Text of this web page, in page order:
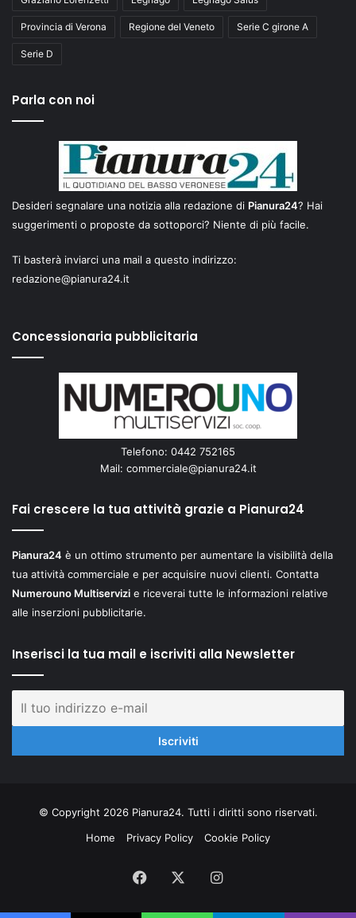
Provincia di Verona Regione del Veneto Serie C girone A
Serie D
Parla con noi
Desideri segnalare una notizia alla redazione di Pianura24? Hai
suggerimenti o proposte da sottoporci? Niente di più facile.
Ti basterà inviarci una mail a questo indirizzo:
redazione@pianura24.it
Concessionaria pubblicitaria
Telefono: 0442 752165
Mail: commerciale@pianura24.it
Fai crescere la tua attività grazie a Pianura24
Pianura24 è un ottimo strumento per aumentare la visibilità della
tua attività commerciale e per acquisire nuovi clienti. Contatta
Numerouno Multiservizi e riceverai tutte le informazioni relative
alle inserzioni pubblicitarie.
Inserisci la tua mail e iscriviti alla Newsletter
© Copyright 2026 Pianura24. Tutti i diritti sono riservati.
Home
Privacy Policy Cookie Policy
Facebook Instagram